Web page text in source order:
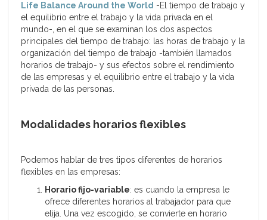
Life Balance Around the World -El tiempo de trabajo y
el equilibrio entre el trabajo y la vida privada en el
mundo-, en el que se examinan los dos aspectos
principales del tiempo de trabajo: las horas de trabajo y la
organización del tiempo de trabajo -también llamados
horarios de trabajo- y sus efectos sobre el rendimiento
de las empresas y el equilibrio entre el trabajo y la vida
privada de las personas.
Modalidades horarios flexibles
Podemos hablar de tres tipos diferentes de horarios
flexibles en las empresas:
Horario fijo-variable: es cuando la empresa le
ofrece diferentes horarios al trabajador para que
elija. Una vez escogido, se convierte en horario